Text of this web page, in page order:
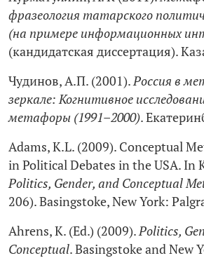
фразеология татарского
(на примере информационных
(кандидатская диссертация).
Чудинов, А.П. (2001).Россия в
зеркале: Когнитивное
метафоры (1991–2000).
Adams, K.L. (2009). Conceptual
in Political Debates in the USA. In
Politics, Gender, and Conceptual
206). Basingstoke, New York:
Ahrens, K. (Ed.) (2009).Politics,
Conceptual. Basingstoke and New